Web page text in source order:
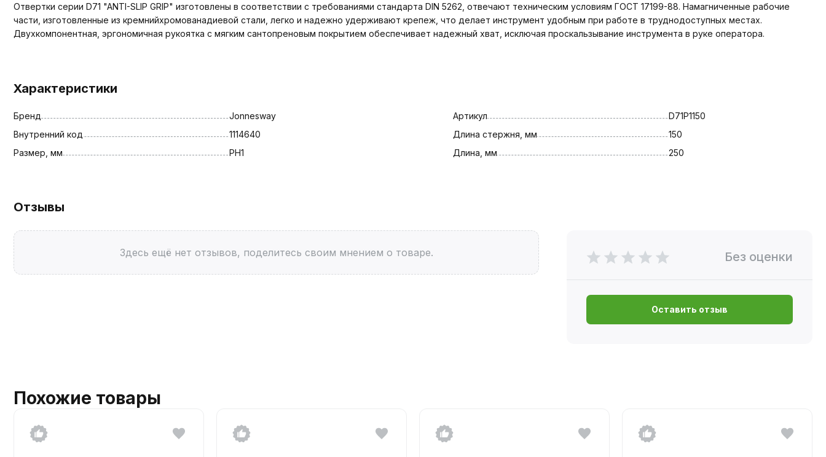
Отвертки серии D71 "ANTI-SLIP GRIP" изготовлены в соответствии с требованиями стандарта DIN 5262, отвечают техническим условиям ГОСТ 17199-88. Намагниченные рабочие
части, изготовленные из кремнийхромованадиевой стали, легко и надежно удерживают крепеж, что делает инструмент удобным при работе в труднодоступных местах.
Двухкомпонентная, эргономичная рукоятка с мягким сантопреновым покрытием обеспечивает надежный хват, исключая проскальзывание инструмента в руке оператора.
Характеристики
Бренд
Jonnesway
Внутренний код
1114640
Размер, мм
PH1
Артикул
D71P1150
Длина стержня, мм
150
Длина, мм
250
Отзывы
Здесь ещё нет отзывов, поделитесь своим мнением о товаре. Без оценки
Оставить отзыв
Похожие товары